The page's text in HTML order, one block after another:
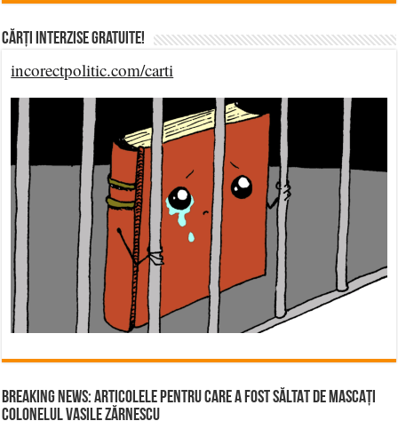
Cărți Interzise Gratuite!
incorectpolitic.com/carti
BREAKING NEWS: ARTICOLELE PENTRU CARE A FOST SĂLTAT DE MASCAȚI
COLONELUL VASILE ZĂRNESCU